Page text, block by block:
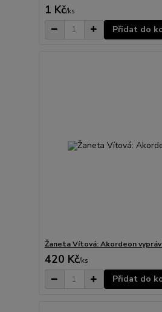
1 Kč/ks
Přidat do
Žaneta Vítová: Akordeon
420 Kč/ks
Přidat do